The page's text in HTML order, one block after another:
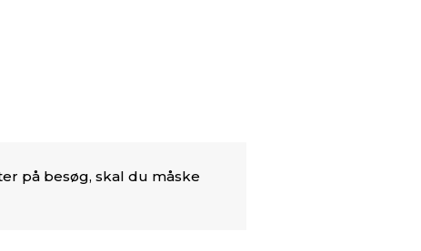
på besøg, skal du måske